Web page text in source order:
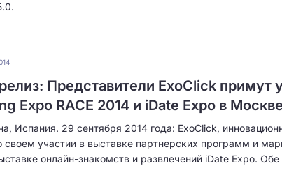
Представители ExoClick примут
Expo RACE 2014 и iDate Expo в Москве
Испания. 29 сентября 2014 года: ExoClick,
своем участии в выставке партнерских программ и
онлайн-знакомств и развлечений iDate Expo.